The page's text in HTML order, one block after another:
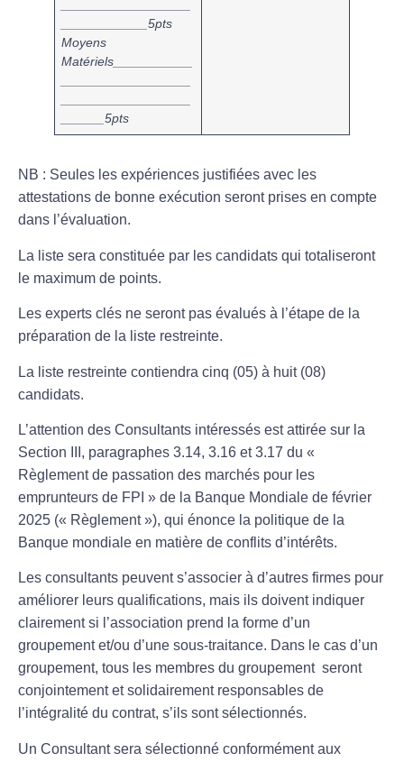
__5pts
Moyens
Matériels___________
______5pts
NB : Seules les expériences justifiées avec les
attestations de bonne exécution seront prises en compte
dans l’évaluation.
La liste sera constituée par les candidats qui totaliseront
le maximum de points.
Les experts clés ne seront pas évalués à l’étape de la
préparation de la liste restreinte.
La liste restreinte contiendra cinq (05) à huit (08)
candidats.
L’attention des Consultants intéressés est attirée sur la
Section III, paragraphes 3.14, 3.16 et 3.17 du «
Règlement de passation des marchés pour les
emprunteurs de FPI » de la Banque Mondiale de février
2025 (« Règlement »), qui énonce la politique de la
Banque mondiale en matière de conflits d’intérêts.
Les consultants peuvent s’associer à d’autres firmes pour
améliorer leurs qualifications, mais ils doivent indiquer
clairement si l’association prend la forme d’un
groupement et/ou d’une sous-traitance. Dans le cas d’un
groupement, tous les membres du groupement seront
conjointement et solidairement responsables de
l’intégralité du contrat, s’ils sont sélectionnés.
Un Consultant sera sélectionné conformément aux